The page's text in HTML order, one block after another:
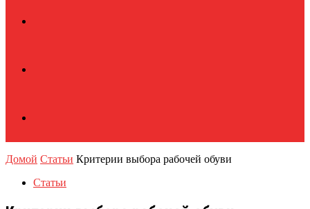
Домой Статьи Критерии выбора рабочей обуви
Статьи